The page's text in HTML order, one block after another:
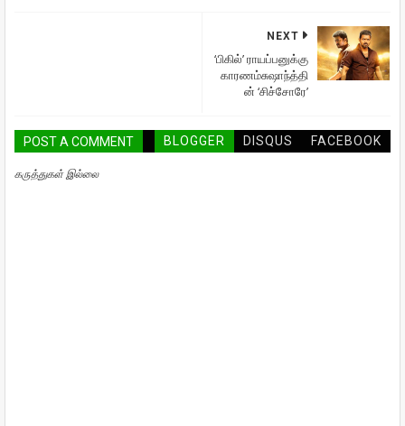
NEXT
‘பிகில்’ ராயப்பனுக்கு
காரணம்சுஷாந்த்தி
ன் ‘சிச்சோரே’
POST A COMMENT BLOGGER DISQUS FACEBOOK
கருத்துகள் இல்லை